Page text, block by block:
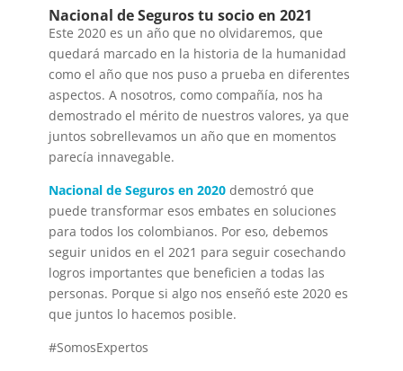
Nacional de Seguros tu socio en 2021
Este 2020 es un año que no olvidaremos, que
quedará marcado en la historia de la humanidad
como el año que nos puso a prueba en diferentes
aspectos. A nosotros, como compañía, nos ha
demostrado el mérito de nuestros valores, ya que
juntos sobrellevamos un año que en momentos
parecía innavegable.
Nacional de Seguros en 2020 demostró que
puede transformar esos embates en soluciones
para todos los colombianos. Por eso, debemos
seguir unidos en el 2021 para seguir cosechando
logros importantes que beneficien a todas las
personas. Porque si algo nos enseñó este 2020 es
que juntos lo hacemos posible.
#SomosExpertos